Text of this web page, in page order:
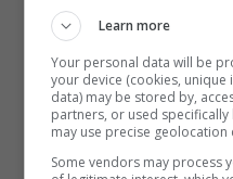
dolore e nostalgia
momento difficile
domestico.
Insomma, un
Learn more
Your personal data will be
your device (cookies,
data) may be stored by,
partners, or used
may use precise geolocation
Some vendors may process